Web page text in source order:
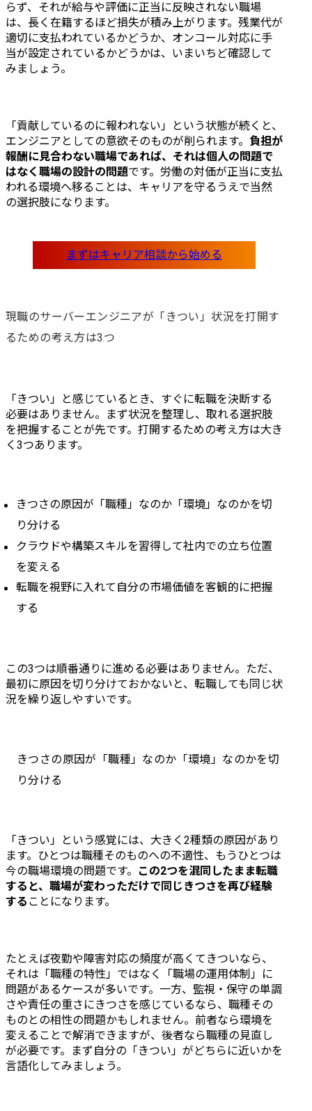
らず、それが給与や評価に正当に反映されない職場
は、長く在籍するほど損失が積み上がります。残業代が
適切に支払われているかどうか、オンコール対応に手
当が設定されているかどうかは、いまいちど確認して
みましょう。
「貢献しているのに報われない」という状態が続くと、
エンジニアとしての意欲そのものが削られます。 負担が
報酬に見合わない職場であれば、それは個人の問題で
はなく職場の設計の問題です。労働の対価が正当に支払
われる環境へ移ることは、キャリアを守るうえで当然
の選択肢になります。
現職のサーバーエンジニアが「きつい」状況を打開す
るための考え方は3つ
「きつい」と感じているとき、すぐに転職を決断する
必要はありません。まず状況を整理し、取れる選択肢
を把握することが先です。打開するための考え方は大き
く3つあります。
きつさの原因が「職種」なのか「環境」なのかを切
り分ける
クラウドや構築スキルを習得して社内での立ち位置
を変える
転職を視野に入れて自分の市場価値を客観的に把握
する
この3つは順番通りに進める必要はありません。ただ、
最初に原因を切り分けておかないと、転職しても同じ状
況を繰り返しやすいです。
きつさの原因が「職種」なのか「環境」なのかを切
り分ける
「きつい」という感覚には、大きく2種類の原因があり
ます。ひとつは職種そのものへの不適性、もうひとつは
今の職場環境の問題です。
この2つを混同したまま転職
すると、職場が変わっただけで同じきつさを再び経験
する ことになります。
たとえば夜勤や障害対応の頻度が高くてきついなら、
それは「職種の特性」ではなく「職場の運用体制」に
問題があるケースが多いです。一方、監視・保守の単調
さや責任の重さにきつさを感じているなら、職種その
ものとの相性の問題かもしれません。前者なら環境を
変えることで解消できますが、後者なら職種の見直し
が必要です。まず自分の「きつい」がどちらに近いかを
言語化してみましょう。